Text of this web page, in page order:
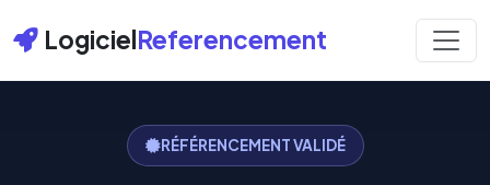
LogicielReferencement
RÉFÉRENCEMENT VALIDÉ